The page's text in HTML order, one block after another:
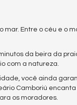
Entre o céu e o
da beira da
com a natureza.
você ainda
Camboriú
os moradores.